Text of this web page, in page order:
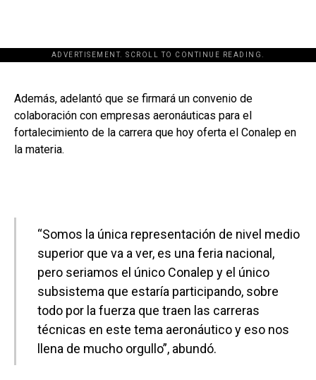
ADVERTISEMENT. SCROLL TO CONTINUE READING.
[adsforwp id="243463"]
Además, adelantó que se firmará un convenio de
colaboración con empresas aeronáuticas para el
fortalecimiento de la carrera que hoy oferta el Conalep en
la materia.
“Somos la única representación de nivel medio
superior que va a ver, es una feria nacional,
pero seriamos el único Conalep y el único
subsistema que estaría participando, sobre
todo por la fuerza que traen las carreras
técnicas en este tema aeronáutico y eso nos
llena de mucho orgullo”, abundó.